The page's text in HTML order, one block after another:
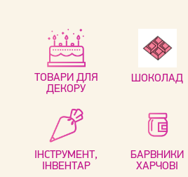
ТОВАРИ ДЛЯ
ДЕКОРУ
ШОКОЛАД
ІНСТРУМЕНТ,
ІНВЕНТАР
БАРВНИКИ
ХАРЧОВІ